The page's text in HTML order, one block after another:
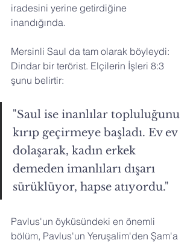
iradesini yerine getirdiğine
inandığında.
Mersinli Saul da tam olarak böyleydi:
Dindar bir terörist. Elçilerin İşleri 8:3
şunu belirtir:
"Saul ise inanlılar topluluğunu
kırıp geçirmeye başladı. Ev ev
dolaşarak, kadın erkek
demeden imanlıları dışarı
sürüklüyor, hapse atıyordu."
Pavlus'un öyküsündeki en önemli
bölüm, Pavlus'un Yeruşalim'den Şam'a